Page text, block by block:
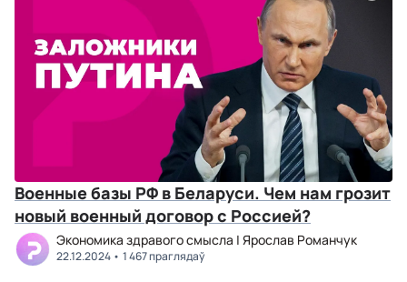
Военные базы РФ в Беларуси. Чем нам грозит
новый военный договор с Россией?
Экономика здравого смысла | Ярослав Романчук
22.12.2024 1 467 праглядаў